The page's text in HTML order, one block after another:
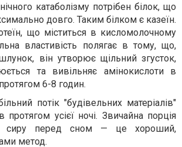
катаболізму потрібен білок, що
довго. Таким білком є казеїн.
що міститься в кисломолочному
властивість полягає в тому, що,
він утворює щільний згусток,
та вивільняє амінокислоти в
6-8 годин.
потік "будівельних матеріалів"
усієї ночі. Звичайна порція
сиру перед сном — це хороший,
метод.